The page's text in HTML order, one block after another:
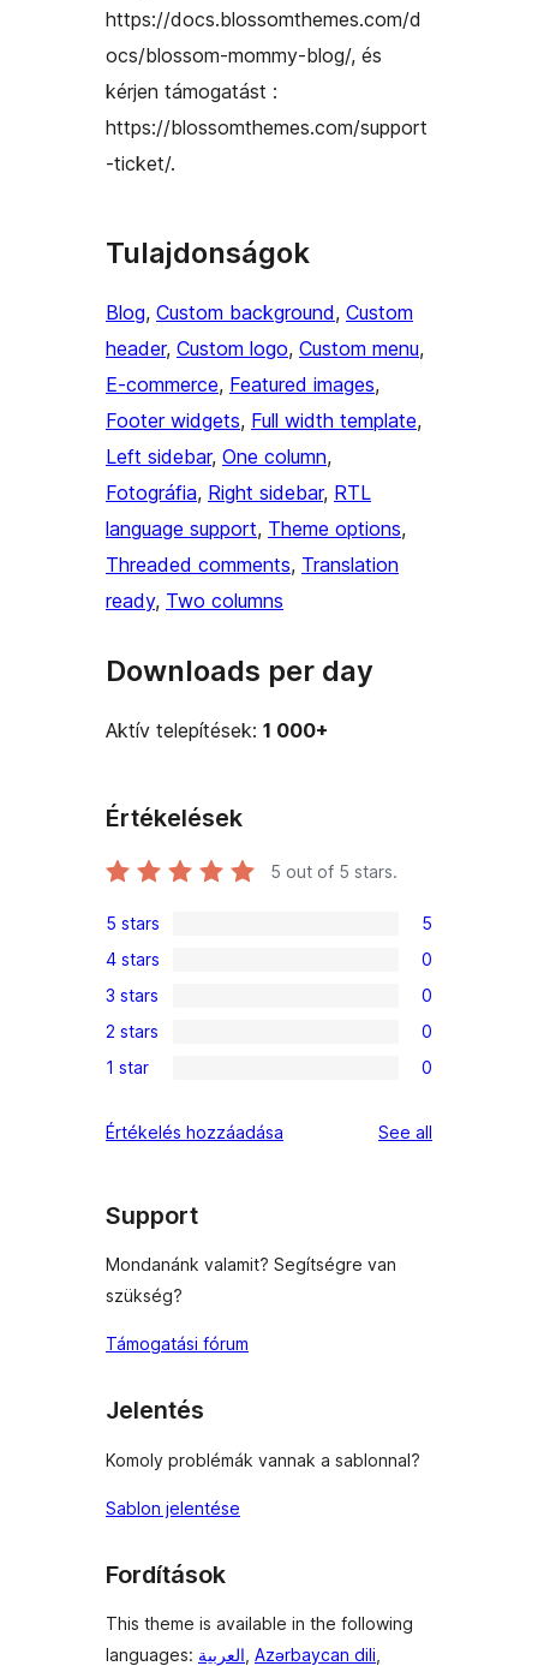
https://docs.blossomthemes.com/d
ocs/blossom-mommy-blog/, és
kérjen támogatást :
https://blossomthemes.com/support
-ticket/.
Tulajdonságok
Blog, Custom background, Custom
header, Custom logo, Custom menu
E-commerce, Featured images
Footer widgets, Full width template
Left sidebar, One column
Fotográfia, Right sidebar, RTL
language support, Theme options
Threaded comments, Translation
ready, Two columns
Downloads per day
Aktív telepítések: 1 000+
Értékelések
5 out of 5 stars.
5
5-
star
reviews
5 stars 5
0
4-
star
reviews
4 stars 0
0
3-
star
3 stars 0
0
2-
reviews
2 stars 0
0
star
1 star 0
Értékelés hozzáadása See all
Support
Mondanánk valamit? Segítségre van
szükség?
Támogatási fórum
Jelentés
Komoly problémák vannak a sablonnal?
Sablon jelentése
Fordítások
This theme is available in the following
languages: العربية, Azərbaycan dili,